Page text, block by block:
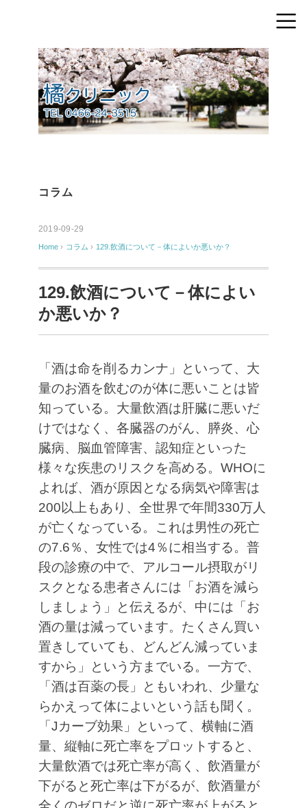
コラム
2019-09-29
Home › コラム › 129.飲酒について－体によいか悪いか？
129.飲酒について－体によい
か悪いか？
「酒は命を削るカンナ」といって、大
量のお酒を飲むのが体に悪いことは皆
知っている。大量飲酒は肝臓に悪いだ
けではなく、各臓器のがん、膵炎、心
臓病、脳血管障害、認知症といった
様々な疾患のリスクを高める。WHOに
よれば、酒が原因となる病気や障害は
200以上もあり、全世界で年間330万人
が亡くなっている。これは男性の死亡
の7.6％、女性では4％に相当する。普
段の診療の中で、アルコール摂取がリ
スクとなる患者さんには「お酒を減ら
しましょう」と伝えるが、中には「お
酒の量は減っています。たくさん買い
置きしていても、どんどん減っていま
すから」という方までいる。一方で、
「酒は百薬の長」ともいわれ、少量な
らかえって体によいという話も聞く。
「Jカーブ効果」といって、横軸に酒
量、縦軸に死亡率をプロットすると、
大量飲酒では死亡率が高く、飲酒量が
下がると死亡率は下がるが、飲酒量が